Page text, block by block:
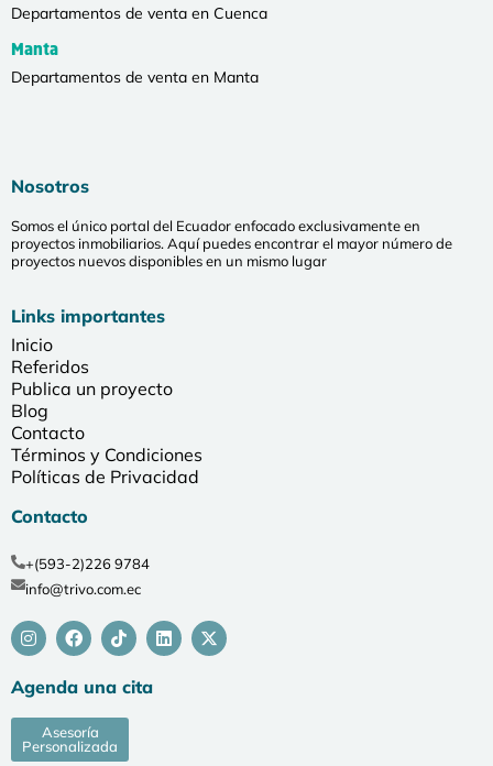
Departamentos de venta en Cuenca
Manta
Departamentos de venta en Manta
Nosotros
Somos el único portal del Ecuador enfocado exclusivamente en
proyectos inmobiliarios. Aquí puedes encontrar el mayor número de
proyectos nuevos disponibles en un mismo lugar
Links importantes
Inicio
Referidos
Publica un proyecto
Blog
Contacto
Términos y Condiciones
Políticas de Privacidad
Contacto
+(593-2)226 9784
info@trivo.com.ec
Agenda una cita
Asesoría
Personalizada